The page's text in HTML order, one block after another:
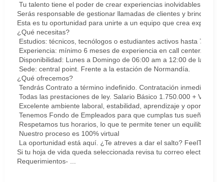
Tu talento tiene el poder de crear experiencias inolvidables.
Serás responsable de gestionar llamadas de clientes y brindar
Esta es tu oportunidad para unirte a un equipo que crea
¿Qué necesitas?
Estudios: técnicos, tecnólogos o estudiantes activos hasta 7
Experiencia: mínimo 6 meses de experiencia en call center.
Disponibilidad: Lunes a Domingo de 06:00 am a 12:00 de la
Sede: central point. Frente a la estación de Normandía.
¿Qué ofrecemos?
Tendrás Contrato a término indefinido. Contratación inmediata.
Todas las prestaciones de ley. Salario Básico 1.750.000 +
Excelente ambiente laboral, estabilidad, aprendizaje y
Tenemos Fondo de Empleados para que cumplas tus sueños y
Respetamos tus horarios, lo que te permite tener un equilibrio
Nuestro proceso es 100% virtual
La oportunidad está aquí. ¿Te atreves a dar el salto?
Si tu hoja de vida queda seleccionada revisa tu correo
Requerimientos- ...